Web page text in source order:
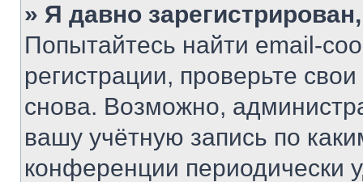
» Я давно
Попытайтесь найти email-
регистрации, проверьте
снова. Возможно,
вашу учётную запись по
конференции периодически